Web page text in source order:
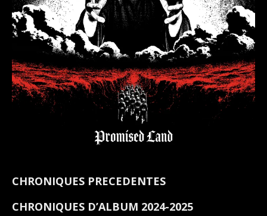
CHRONIQUES PRECEDENTES
CHRONIQUES D’ALBUM 2024-2025